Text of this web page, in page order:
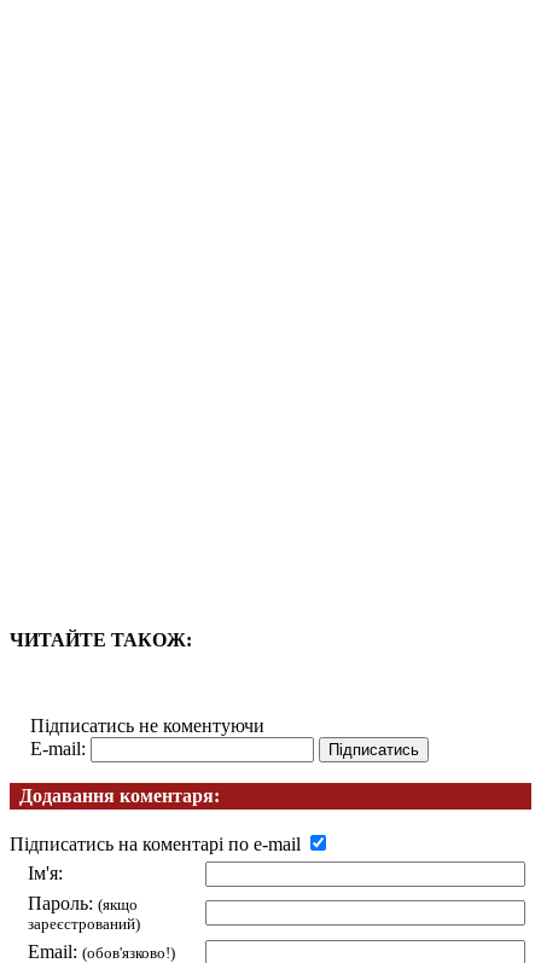
ЧИТАЙТЕ ТАКОЖ:
Підписатись не коментуючи
E-mail:
Додавання коментаря:
Підписатись на коментарі по e-mail
Ім'я:
Пароль: (якщо
зареєстрований)
Email: (обов'язково!)